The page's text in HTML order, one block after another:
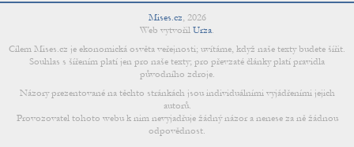
Mises.cz, 2026
Web vytvořil Urza.
Cílem Mises.cz je ekonomická osvěta veřejnosti; uvítáme, když naše texty budete šířit.
Souhlas s šířením platí jen pro naše texty; pro převzaté články platí pravidla
původního zdroje.
Názory prezentované na těchto stránkách jsou individuálními vyjádřeními jejich
autorů.
Provozovatel tohoto webu k nim nevyjadřuje žádný názor a nenese za ně žádnou
odpovědnost.